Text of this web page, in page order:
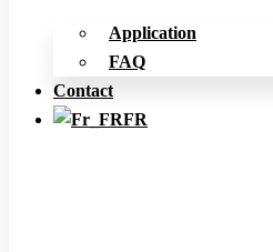
Application
FAQ
Contact
FR